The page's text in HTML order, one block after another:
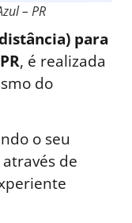
– PR
para
, é realizada
do
o seu
de